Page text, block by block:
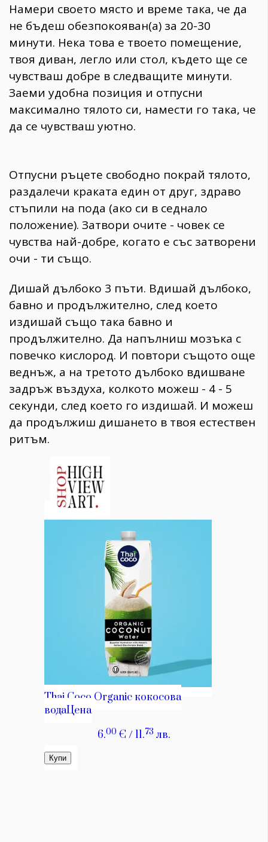
Намери своето място и време така, че да
не бъдеш обезпокояван(а) за 20-30
минути. Нека това е твоето помещение,
твоя диван, легло или стол, където ще се
чувстваш добре в следващите минути.
Заеми удобна позиция и отпусни
максимално тялото си, намести го така, че
да се чувстваш уютно.
Отпусни ръцете свободно покрай тялото,
раздалечи краката един от друг, здраво
стъпили на пода (ако си в седнало
положение). Затвори очите - човек се
чувства най-добре, когато е със затворени
очи - ти също.
Дишай дълбоко 3 пъти. Вдишай дълбоко,
бавно и продължително, след което
издишай също така бавно и
продължително. Да напълниш мозъка с
повечко кислород. И повтори същото още
веднъж, а на третото дълбоко вдишване
задръж въздуха, колкото можеш - 4 - 5
секунди, след което го издишай. И можеш
да продължиш дишането в твоя естествен
ритъм.